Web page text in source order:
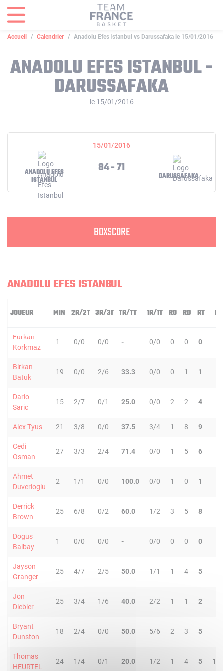
Accueil Calendrier Anadolu Efes Istanbul vs Darussafaka le 15/01/2016
ANADOLU EFES ISTANBUL -
DARUSSAFAKA
le 15/01/2016
15/01/2016
ANADOLU EFES
ISTANBUL
84 - 71
DARUSSAFAKA
BOXSCORE
ANADOLU EFES ISTANBUL
JOUEUR MIN 2R/2T 3R/3T TR/TT 1R/1T RO RD RT PD
Furkan
Korkmaz
1 0/0 0/0 - 0/0 0 0 0
Birkan
Batuk
19 0/0 2/6 33.3 0/0 0 1 1
Dario
Saric
15 2/7 0/1 25.0 0/0 2 2 4
Alex Tyus 21 3/8 0/0 37.5 3/4 1 8 9
Cedi
Osman
27 3/3 2/4 71.4 0/0 1 5 6
Ahmet
Duverioglu
2 1/1 0/0 100.0 0/0 1 0 1
Derrick
Brown
25 6/8 0/2 60.0 1/2 3 5 8
Dogus
Balbay
1 0/0 0/0 - 0/0 0 0 0
Jayson
Granger
25 4/7 2/5 50.0 1/1 1 4 5
Jon
Diebler
25 3/4 1/6 40.0 2/2 1 1 2
Bryant
Dunston
18 2/4 0/0 50.0 5/6 2 3 5
Thomas
HEURTEL
24 1/4 0/1 20.0 1/2 1 4 5 10
Panneau de gestion des cookies